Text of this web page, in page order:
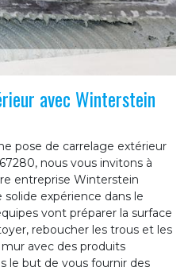
avec Winterstein
pose de carrelage extérieur
nous vous invitons à
entreprise Winterstein
solide expérience dans le
vont préparer la surface
reboucher les trous et les
avec des produits
le but de vous fournir des